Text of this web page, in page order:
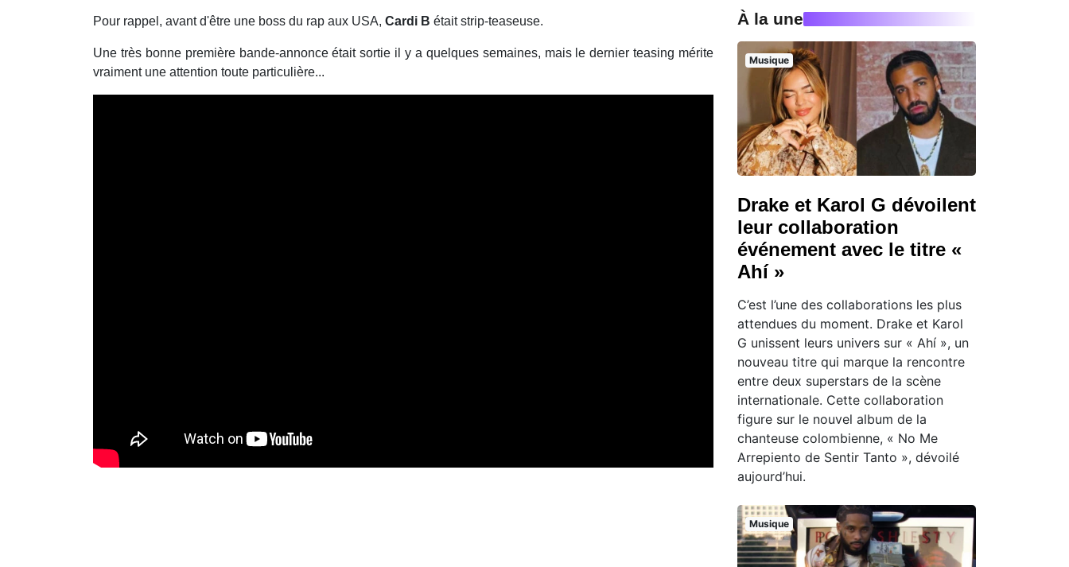
Pour rappel, avant d'être une boss du rap aux USA, Cardi B était strip-teaseuse.
Une très bonne première bande-annonce était sortie il y a quelques semaines, mais le dernier teasing mérite
vraiment une attention toute particulière...
À la une
Musique
Drake et Karol G dévoilent
leur collaboration
événement avec le titre «
Ahí »
C’est l’une des collaborations les plus
attendues du moment. Drake et Karol
G unissent leurs univers sur « Ahí », un
nouveau titre qui marque la rencontre
entre deux superstars de la scène
internationale. Cette collaboration
figure sur le nouvel album de la
chanteuse colombienne, « No Me
Arrepiento de Sentir Tanto », dévoilé
aujourd’hui.
Musique